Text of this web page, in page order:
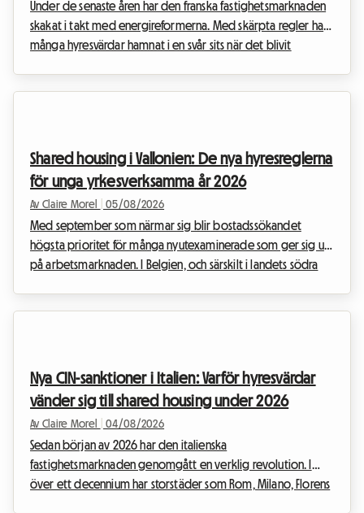
Under de senaste åren har den franska fastighetsmarknaden
skakat i takt med energireformerna. Med skärpta regler har
många hyresvärdar hamnat i en svår sits när det blivit
särskilt intressant och helt lag...
Shared housing i Vallonien: De nya hyresreglerna
för unga yrkesverksamma år 2026
Av Claire Morel 05/08/2026
Med september som närmar sig blir bostadssökandet
högsta prioritet för många nyutexaminerade som ger sig ut
på arbetsmarknaden. I Belgien, och särskilt i landets södra
andra ibland kan väcka frågor eller till och ...
Nya CIN-sanktioner i Italien: Varför hyresvärdar
vänder sig till shared housing under 2026
Av Claire Morel 04/08/2026
Sedan början av 2026 har den italienska
fastighetsmarknaden genomgått en verklig revolution. I
över ett decennium har storstäder som Rom, Milano, Florens